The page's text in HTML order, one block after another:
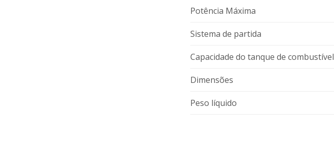
Potência Máxima
Sistema de partida
Capacidade do tanque de combustível
Dimensões
Peso líquido